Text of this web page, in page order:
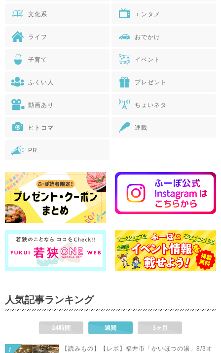
文化系 エンタメ
ライフ おでかけ
子育て イベント
ふくい人 プレゼント
動画あり ちょいネタ
ヒトコマ 連載
PR
人気記事ランキング
24時間 週間 3ヶ月
【読みもの】【レポ】福井市「かいほつの湯」8/3オ